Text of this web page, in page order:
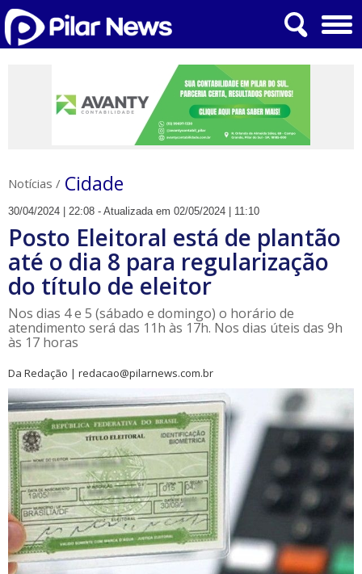
Notícias / Cidade
30/04/2024 | 22:08 - Atualizada em 02/05/2024 | 11:10
Posto Eleitoral está de plantão
até o dia 8 para regularização
do título de eleitor
Nos dias 4 e 5 (sábado e domingo) o horário de
atendimento será das 11h às 17h. Nos dias úteis das 9h
às 17 horas
Da Redação | redacao@pilarnews.com.br